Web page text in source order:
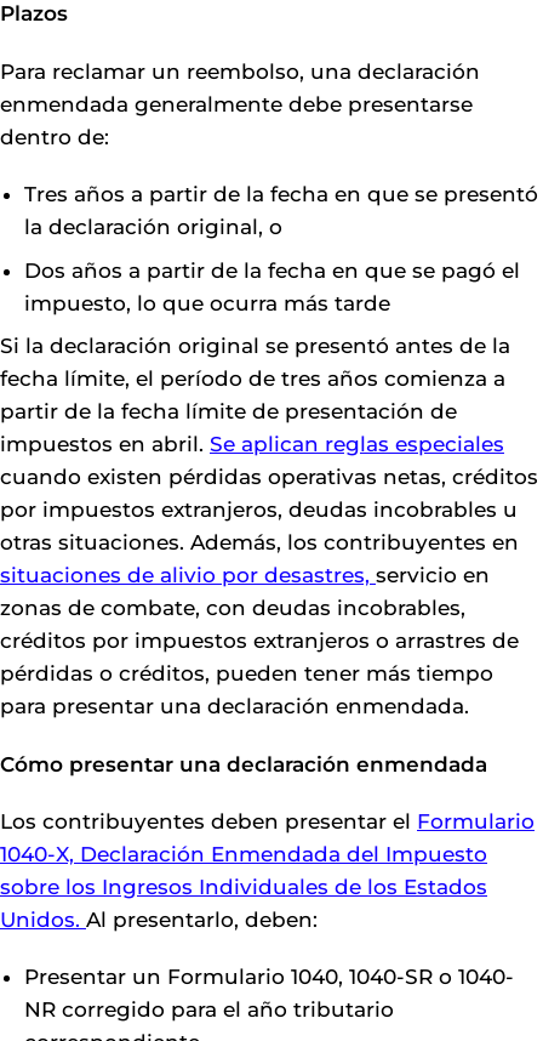
Plazos
Para reclamar un reembolso, una declaración
enmendada generalmente debe presentarse
dentro de:
Tres años a partir de la fecha en que se presentó
la declaración original, o
Dos años a partir de la fecha en que se pagó el
impuesto, lo que ocurra más tarde
Si la declaración original se presentó antes de la
fecha límite, el período de tres años comienza a
partir de la fecha límite de presentación de
impuestos en abril. Se aplican reglas especiales
cuando existen pérdidas operativas netas, créditos
por impuestos extranjeros, deudas incobrables u
otras situaciones. Además, los contribuyentes en
situaciones de alivio por desastres, servicio en
zonas de combate, con deudas incobrables,
créditos por impuestos extranjeros o arrastres de
pérdidas o créditos, pueden tener más tiempo
para presentar una declaración enmendada.
Cómo presentar una declaración enmendada
Los contribuyentes deben presentar el Formulario
1040-X, Declaración Enmendada del Impuesto
sobre los Ingresos Individuales de los Estados
Unidos. Al presentarlo, deben:
Presentar un Formulario 1040, 1040-SR o 1040-
NR corregido para el año tributario